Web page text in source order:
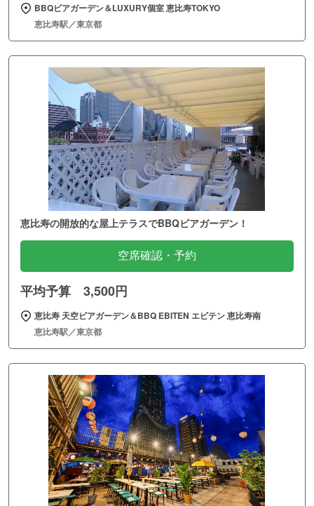
BBQビアガーデン＆LUXURY個室 恵比寿TOKYO
恵比寿駅／東京都
恵比寿の開放的な屋上テラスでBBQビアガーデン！
空席確認・予約
平均予算 3,500円
恵比寿 天空ビアガーデン＆BBQ EBITEN エビテン 恵比寿南
恵比寿駅／東京都